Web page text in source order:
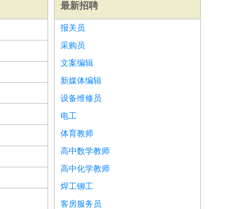
最新招聘
报关员
采购员
文案编辑
新媒体编辑
设备维修员
电工
体育教师
高中数学教师
高中化学教师
焊工铆工
客房服务员